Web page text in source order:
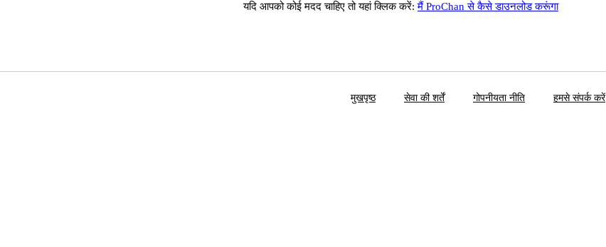
यदि आपको कोई मदद चाहिए तो यहां क्लिक करें:मैं ProChan से कैसे डाउनलोड करूंगा
मुखपृष्ठ सेवा की शर्तें गोपनीयता नीति हमसे संपर्क करें